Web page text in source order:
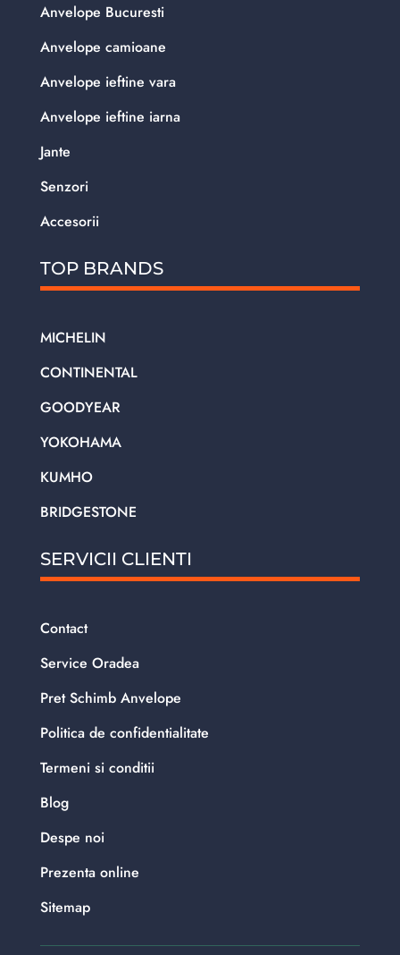
Anvelope Bucuresti
Anvelope camioane
Anvelope ieftine vara
Anvelope ieftine iarna
Jante
Senzori
Accesorii
TOP BRANDS
MICHELIN
CONTINENTAL
GOODYEAR
YOKOHAMA
KUMHO
BRIDGESTONE
SERVICII CLIENTI
Contact
Service Oradea
Pret Schimb Anvelope
Politica de confidentialitate
Termeni si conditii
Blog
Despe noi
Prezenta online
Sitemap